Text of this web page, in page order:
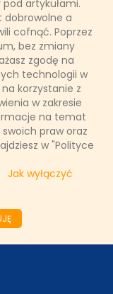
artykułami.
dobrowolne a
cofnąć. Poprzez
bez zmiany
zgodę na
technologii w
korzystanie z
w zakresie
na temat
praw oraz
w "Polityce
Jak wyłączyć
kolejne pytanie . Jak
o godz. 20:55 na